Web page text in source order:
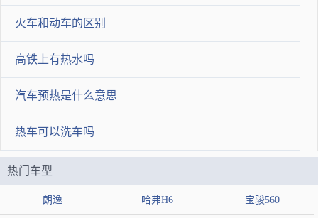
xiaocaiqi123
汽车补胎有以下几种常见方式：
1、塞胶条补胎
这是一种最快捷，也是最方便的补胎方法，它是直接将胶条使用
铁钉扎进去，将漏气孔堵住，轮胎就会在短时间正常使用。但这
火车和动车的区别
高铁上有热水吗
汽车预热是什么意思
热车可以洗车吗
热门车型
朗逸 哈弗H6 宝骏560